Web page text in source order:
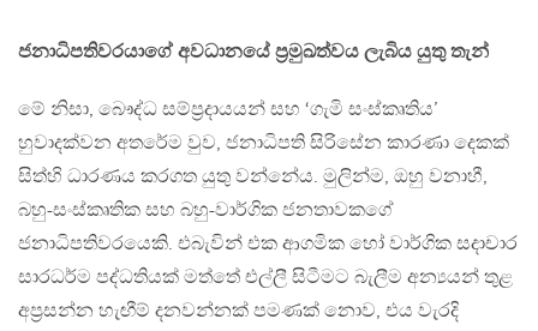
ජනාධිපතිවරයාගේ අවධානයේ ප‍්‍රමුඛත්වය ලැබිය යුතු තැන්
මේ නිසා, බෞද්ධ සම්ප‍්‍රදායයන් සහ ‘ගැමි සංස්කෘතිය’
හුවාදක්වන අතරේම වුව, ජනාධිපති සිරිසේන කාරණා දෙකක්
සිත්හි ධාරණය කරගත යුතු වන්නේය. මුලින්ම, ඔහු වනාහී,
බහු-සංස්කෘතික සහ බහු-වාර්ගික ජනතාවකගේ
ජනාධිපතිවරයෙකි. එබැවින් එක ආගමික හෝ වාර්ගික සදාචාර
සාරධර්ම පද්ධතියක් මත්තේ එල්ලී සිටීමට බැලීම අන්‍යයන් තුළ
අප‍්‍රසන්න හැඟීම් දනවන්නක් පමණක් නොව, එය වැරදි